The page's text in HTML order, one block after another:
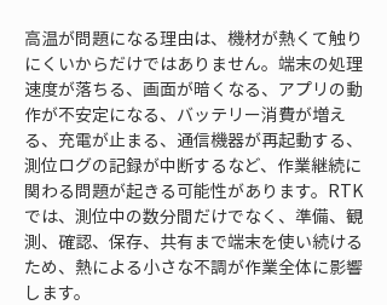
高温が問題になる理由は、機材が熱くて触り
にくいからだけではありません。端末の処理
速度が落ちる、画面が暗くなる、アプリの動
作が不安定になる、バッテリー消費が増え
る、充電が止まる、通信機器が再起動する、
測位ログの記録が中断するなど、作業継続に
関わる問題が起きる可能性があります。RTK
では、測位中の数分間だけでなく、準備、観
測、確認、保存、共有まで端末を使い続ける
ため、熱による小さな不調が作業全体に影響
します。